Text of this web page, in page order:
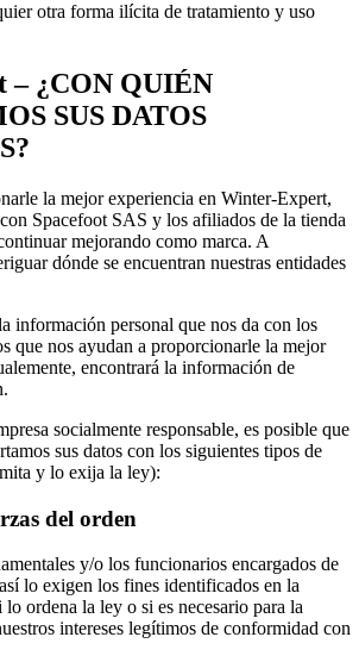
otra forma ilícita de tratamiento y uso
– ¿CON QUIÉN
SUS DATOS
la mejor experiencia en Winter-Expert,
Spacefoot SAS y los afiliados de la tienda
mejorando como marca. A
dónde se encuentran nuestras entidades
información personal que nos da con los
que nos ayudan a proporcionarle la mejor
encontrará la información de
socialmente responsable, es posible que
sus datos con los siguientes tipos de
y lo exija la ley):
del orden
y/o los funcionarios encargados de
lo exigen los fines identificados en la
ordena la ley o si es necesario para la
intereses legítimos de conformidad con